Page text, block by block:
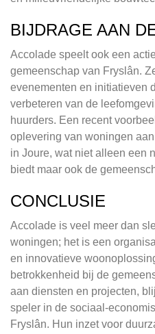
BIJDRAGE AAN
Accolade speelt ook een
gemeenschap van Fryslân.
evenementen en initiatieven
verbeteren van de
huurders. Een recent
oplevering van woningen
in Joure, wat niet alleen een
biedt maar ook de
CONCLUSIE
Accolade is veel meer dan
woningen; het is een
en innovatieve
betrokkenheid bij de
aan diensten en projecten,
speler in de sociaal-
Fryslân. Hun inzet voor